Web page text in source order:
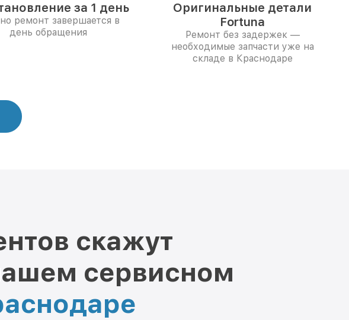
за 1 день
ремонт завершается в
день обращения
Оригинальные детали
Fortuna
Ремонт без задержек —
необходимые запчасти уже на
складе в Краснодаре
скажут
сервисном